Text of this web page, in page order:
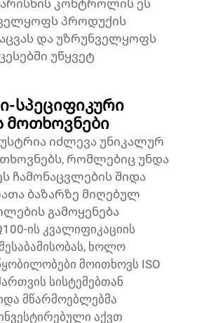
კონტროლის ეს
პროდუქის
და უზრუნველყოფს
უწყვეტ
სპეციფიკური
მოთხოვნები
იძლევა უნიკალურ
რომლებიც უნდა
ჩამონაცვლების შიდა
ბაზარზე მიღებულ
გამოყენება
ის კვალიფიკაციის
ხოლო
მოითხოვს ISO
სისტემებთან
მწარმოებლებმა
აქვთ